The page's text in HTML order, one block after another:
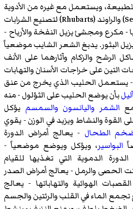
ويستعمل مع غيره من الأدوية
)‏ والراوند (Rhubarts)‏ لتصنيع الشرابات
- مكرع ومجشئ يزيل النفخة والأرياح -
البثور. يدبغ الشعر الشايب موضعياً
الرشح والزكام وآثارهما على الأنف
على خراجات الأسنان والتهابات
- يستعمل الحليب الذي يخرج من عنق
بأن يوضع الحليب على الثؤلول - منه
الشمر واليانسون والسمسم يؤكل
والنشاط ويزيد في الوزن - يقوي
الطحال - يعالج أمراض الدورة
البواسير، ويؤكل ويوضع موضعياً -
الدموية التي تغذيها للقيام
الحصى والرمل - يعالج أمراض الصدر
الهوائية والتهاباتها - يعالج
الماء في القلب والرئتين والجسم